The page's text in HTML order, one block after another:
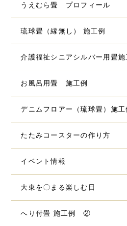
うえむら畳 プロフィール
琉球畳（縁無し） 施工例
介護福祉シニアシルバー用畳施
お風呂用畳 施工例
デニムフロアー（琉球畳）施工
たたみコースターの作り方
イベント情報
大東を〇まる楽しむ日
へり付畳 施工例 ②